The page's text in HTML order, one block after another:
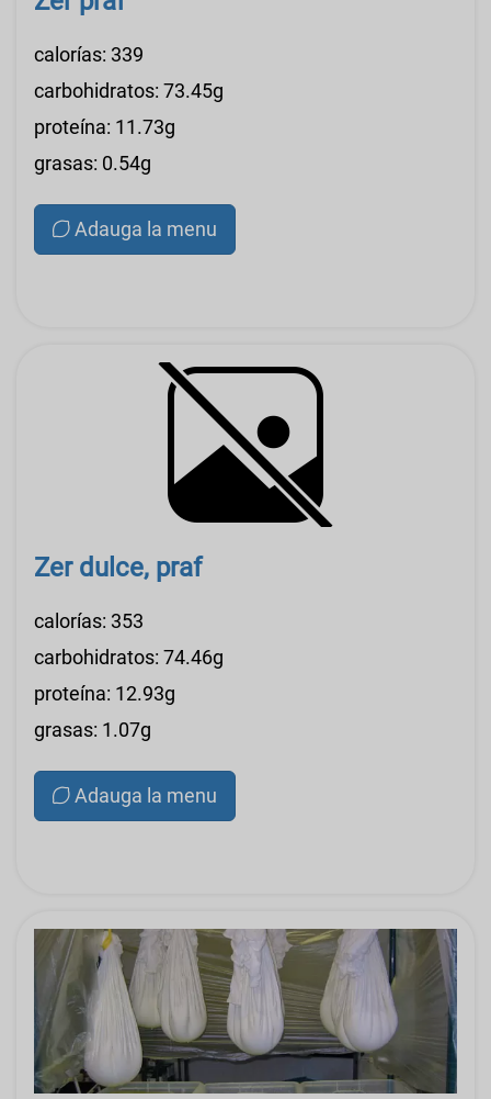
calorías: 339
carbohidratos: 73.45g
proteína: 11.73g
grasas: 0.54g
Adauga la menu
Zer dulce, praf
calorías: 353
carbohidratos: 74.46g
proteína: 12.93g
grasas: 1.07g
Adauga la menu